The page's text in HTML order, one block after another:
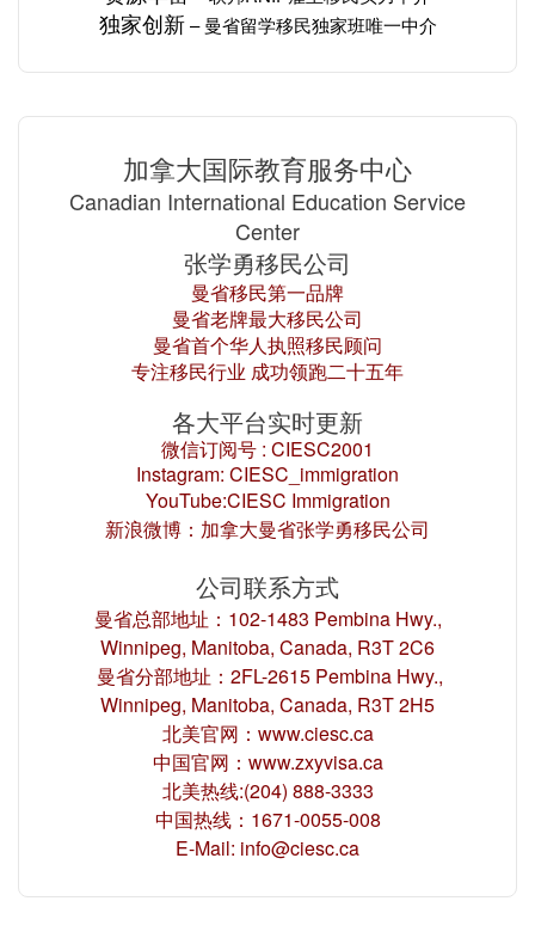
独家创新– 曼省留学移民独家班唯一中介
加拿大国际教育服务中心
Canadian International Education Service
Center
张学勇移民公司
曼省移民第一品牌
曼省老牌最大移民公司
曼省首个华人执照移民顾问
专注移民行业 成功领跑二十五年
各大平台实时更新
微信订阅号 : CIESC2001
Instagram: CIESC_immigration
YouTube:CIESC Immigration
新浪微博：加拿大曼省张学勇移民公司
公司联系方式
曼省总部地址：102-1483 Pembina Hwy.,
Winnipeg, Manitoba, Canada, R3T 2C6
曼省分部地址：2FL-2615 Pembina Hwy.,
Winnipeg, Manitoba, Canada, R3T 2H5
北美官网：www.ciesc.ca
中国官网：www.zxyvisa.ca
北美热线:(204) 888-3333
中国热线：1671-0055-008
E-Mail: info@ciesc.ca